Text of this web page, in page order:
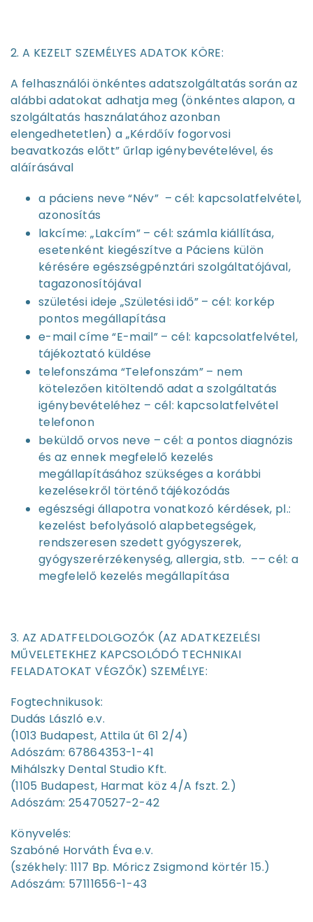
2. A KEZELT SZEMÉLYES ADATOK KÖRE:
A felhasználói önkéntes adatszolgáltatás során az
alábbi adatokat adhatja meg (önkéntes alapon, a
szolgáltatás használatához azonban
elengedhetetlen) a „Kérdőív fogorvosi
beavatkozás előtt” űrlap igénybevételével, és
aláírásával
a páciens neve “Név” – cél: kapcsolatfelvétel,
azonosítás
lakcíme: „Lakcím” – cél: számla kiállítása,
esetenként kiegészítve a Páciens külön
kérésére egészségpénztári szolgáltatójával,
tagazonosítójával
születési ideje „Születési idő” – cél: korkép
pontos megállapítása
e-mail címe “E-mail” – cél: kapcsolatfelvétel,
tájékoztató küldése
telefonszáma “Telefonszám” – nem
kötelezően kitöltendő adat a szolgáltatás
igénybevételéhez – cél: kapcsolatfelvétel
telefonon
beküldő orvos neve – cél: a pontos diagnózis
és az ennek megfelelő kezelés
megállapításához szükséges a korábbi
kezelésekről történő tájékozódás
egészségi állapotra vonatkozó kérdések, pl.:
kezelést befolyásoló alapbetegségek,
rendszeresen szedett gyógyszerek,
gyógyszerérzékenység, allergia, stb. –– cél: a
megfelelő kezelés megállapítása
3. AZ ADATFELDOLGOZÓK (AZ ADATKEZELÉSI
MŰVELETEKHEZ KAPCSOLÓDÓ TECHNIKAI
FELADATOKAT VÉGZŐK) SZEMÉLYE:
Fogtechnikusok:
Dudás László e.v.
(1013 Budapest, Attila út 61 2/4)
Adószám: 67864353-1-41
Mihálszky Dental Studio Kft.
(1105 Budapest, Harmat köz 4/A fszt. 2.)
Adószám: 25470527-2-42
Könyvelés:
Szabóné Horváth Évae.v.
(székhely: 1117 Bp. Móricz Zsigmond körtér 15.)
Adószám: 57111656-1-43